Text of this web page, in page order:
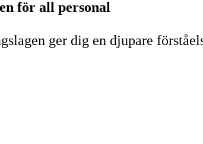
för all personal
ger dig en djupare